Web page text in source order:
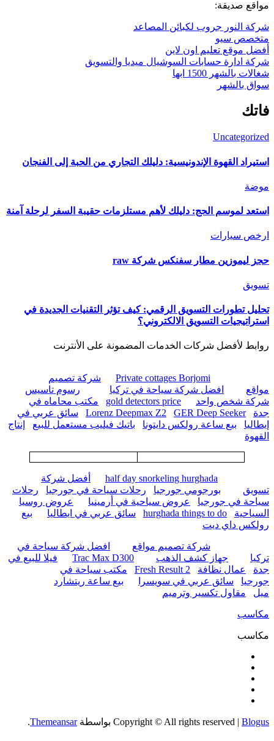
مواقع صديقة:
شركة النور جروب لكبائن المصاعد
متخصص سيو
أفضل موقع تعليم اون لاين
شركة ادارة حسابات السوشيال ميديا والتسويق
شغالات بالشهر 1500 ابها
سواق بالشهر
فاتك
Uncategorized
استيراد القهوة الإندونيسية: دليلك التجاري من الحبة إلى الفنجان
موضة
استعد لموسم الحج: دليلك لأهم مستلزمات حقيبة السفر لرحلة آمنة
ارخص سيارات
حجز ليموزين مطار سفنكس شركة raw
تسويق
تحليل تطورات التسويق الرقمي: كيف تؤثر التقنيات الجديدة في
استراتيجيات التسويق الالكتروني؟
روابط لأفضل شركات الخدمات المضمونة على الأنترنت
Private cottages Borjomi
شركة تصميم
مواقع
افضل شركة سياحة في تركيا
رسوم تاسيس
شركة شخص واحد
gold detectors price
مكتب محاماه في
جدة
Lorenz Deepmax Z2 GER Deep Seeker
سائق عربي في
إيطاليا
بيع ساعة رولكس دايتونا باتيك فيليب مستعمل للبيع
إنتاج
القهوة
half day snorkeling hurghada
أفضل شركة
تسويق
بورجومي جورجيا رحلات سياحة في جورجيا
رحلات
سياحة في جورجيا
عروض سياحية في أرمينيا
عروض روسيا
السياحية
hurghada things to do سائق عربي في ايطاليا
بيع
رولكس داي ديت
شركة تصميم مواقع
افضل شركة سياحة في
تركيا
جهاز كشف الذهب Trac Max D300
فيلا للبيع في
جدة
عمال نظافة Fresh Result 2
مكتب سياحة في
جورجيا
سائق عربي في سويسرا
بيع ساعة ريتشارد
ميل
مقاول تكسير وترميم
مكاسب
مكاسب
Copyright © All rights reserved Blogus بواسطةThemeansar
.